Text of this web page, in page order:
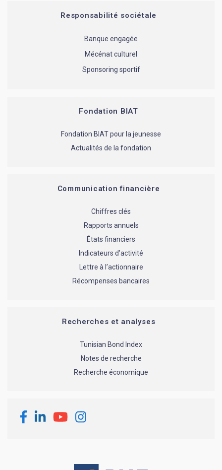
Responsabilité sociétale
Banque engagée
Mécénat culturel
Sponsoring sportif
Fondation BIAT
Fondation BIAT pour la jeunesse
Actualités de la fondation
Communication financière
Chiffres clés
Rapports annuels
États financiers
Indicateurs d’activité
Lettre à l’actionnaire
Récompenses bancaires
Recherches et analyses
Tunisian Bond Index
Notes de recherche
Recherche économique